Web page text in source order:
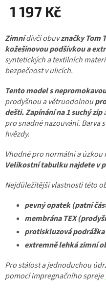
1 197 Kč
cena:
Zimnídívčí obuvznačky Tom
kožešinovou podšívkou a
syntetických a textilních
bezpečnost v ulicích.
Tento model s
prodyšnou a větruodolnou
dešti.Zapínání na 1 suchý zip
pro snadné nazouvání. Barva
hvězdy.
Vhodné pro normální a
Velikostní tabulku najdete v
Nejdůležitější vlastnosti této
pevný opatek (patní
membrána TEX
protiskluzová podrážka
extremně lehká zimní
Pro stálost a jednoduchou
pomocí impregnačního spreje